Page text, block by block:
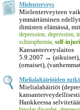
Mielenterveys
Mielenterveyteen
ymmärtäminen
ihmisten elämässä,
depression depression
schizophrenia self-
Kansanterveyslaitos
5.9.2007 → (aikuiset),
(omaiset),
Mielialahäiriöiden
Mielialahäiriöt
Hankkeessa